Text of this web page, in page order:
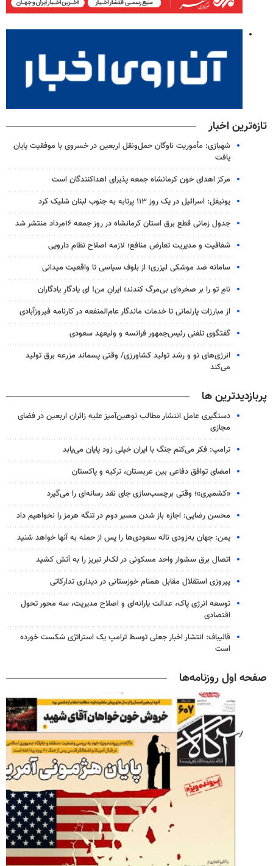
تازه‌ترین اخبار
شهبازی: مأموریت ناوگان حمل‌ونقل اربعین در خسروی با موفقیت پایان
یافت
مرکز اهدای خون کرمانشاه جمعه پذیرای اهداکنندگان است
یونیفل: اسرائیل در یک روز ۱۱۳ پرتابه به جنوب لبنان شلیک کرد
جدول زمانی قطع برق استان کرمانشاه در روز جمعه ۱۶مرداد منتشر شد
شفافیت و مدیریت تعارض منافع؛ لازمه اصلاح نظام دارویی
سامانه ضد موشکی لیزری؛ از بلوف سیاسی تا واقعیت میدانی
نامِ تو را بر صخره‌ای بی‌مرگ کندند؛ ایرانِ من! ای یادگارِ یادگاران
از مبارزات پارلمانی تا خدمات ماندگار عام‌المنفعه در کارنامه فیروزآبادی
گفتگوی تلفنی رئیس‌جمهور فرانسه و ولیعهد سعودی
انرژی‌های نو و رشد تولید کشاورزی/ وقتی پسماند مزرعه‌ برق تولید
می‌کند
پربازدیدترین ها
دستگیری عامل انتشار مطالب توهین‌آمیز علیه زائران اربعین در فضای
مجازی
ترامپ: فکر می‌کنم جنگ با ایران خیلی زود پایان می‌یابد
امضای توافق دفاعی بین عربستان، ترکیه و پاکستان
«کشمیری»؛ وقتی برچسب‌سازی جای نقد رسانه‌ای را می‌گیرد
محسن رضایی: اجازه باز شدن مسیر دوم در تنگه هرمز را نخواهیم داد
یمن: جهان به‌زودی ناله سعودی‌ها را پس از حمله به آنها خواهد شنید
اتصال برق سشوار واحد مسکونی در لک‌لر تبریز را به آتش کشید
پیروزی استقلال مقابل همنام خوزستانی در دیداری تدارکاتی
توسعه انرژی پاک، عدالت یارانه‌ای و اصلاح مدیریت، سه محور تحول
اقتصادی
قالیباف: انتشار اخبار جعلی توسط ترامپ یک استراتژی شکست خورده
است
صفحه اول روزنامه‌ها